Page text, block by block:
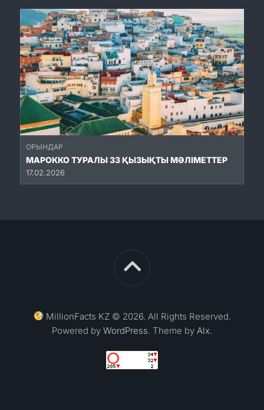
ОРЫНДАР
МАРОККО ТУРАЛЫ 33 ҚЫЗЫҚТЫ МӘЛІМЕТТЕР
17.02.2026
MillionFacts KZ © 2026. All Rights Reserved.
Powered by WordPress. Theme by Alx.